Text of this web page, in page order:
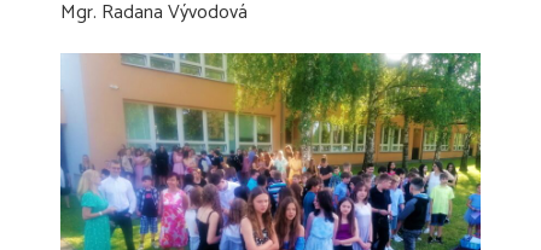
Mgr. Radana Vývodová